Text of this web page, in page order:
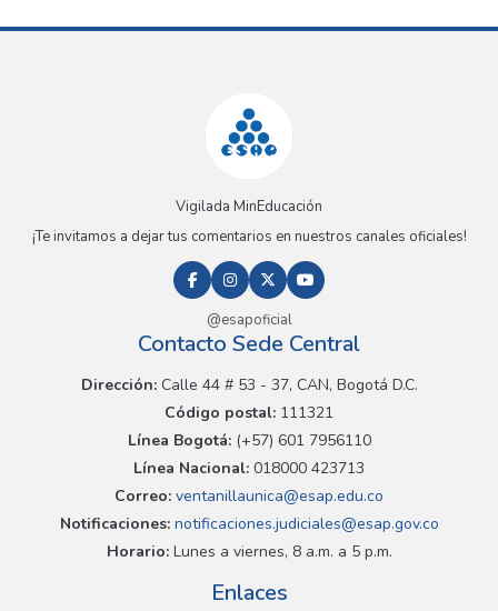
Vigilada MinEducación
¡Te invitamos a dejar tus comentarios en nuestros canales oficiales!
@esapoficial
Contacto Sede Central
Dirección:Calle 44 # 53 - 37, CAN, Bogotá D.C.
Código postal: 111321
Línea Bogotá:(+57) 601 7956110
Línea Nacional: 018000 423713
Correo: ventanillaunica@esap.edu.co
Notificaciones:notificaciones.judiciales@esap.gov.co
Horario:Lunes a viernes, 8 a.m. a 5 p.m.
Enlaces